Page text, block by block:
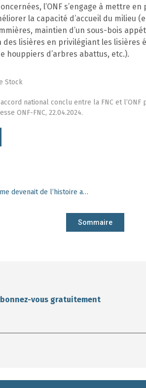
l’ONF s’engage à mettre
la capacité d’accueil du milieu
maintien d’un sous-bois
des lisières en privilégiant les lisières
houppiers d’arbres abattus, etc.).
Stock
national conclu entre la FNC et
ONF-FNC, 22.04.2024.
Tique, tac, tique, tac, et si la maladie de Lyme devenait de l’histoire ancienne ?
Sommaire
vous gratuitement